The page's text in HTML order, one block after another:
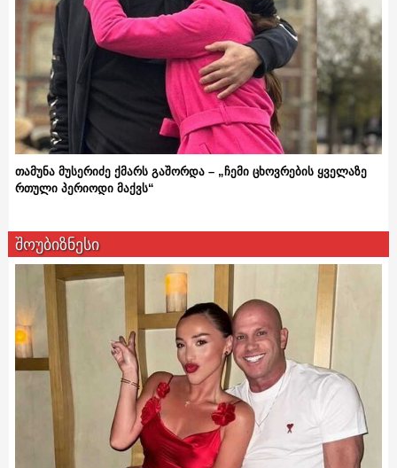
თამუნა მუსერიძე ქმარს გაშორდა – „ჩემი ცხოვრების ყველაზე
რთული პერიოდი მაქვს“
შოუბიზნესი